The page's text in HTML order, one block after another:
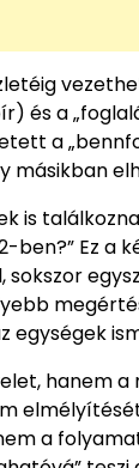
és a
a
másikban
is
ben?” Ez a
egységek
hanem a
a